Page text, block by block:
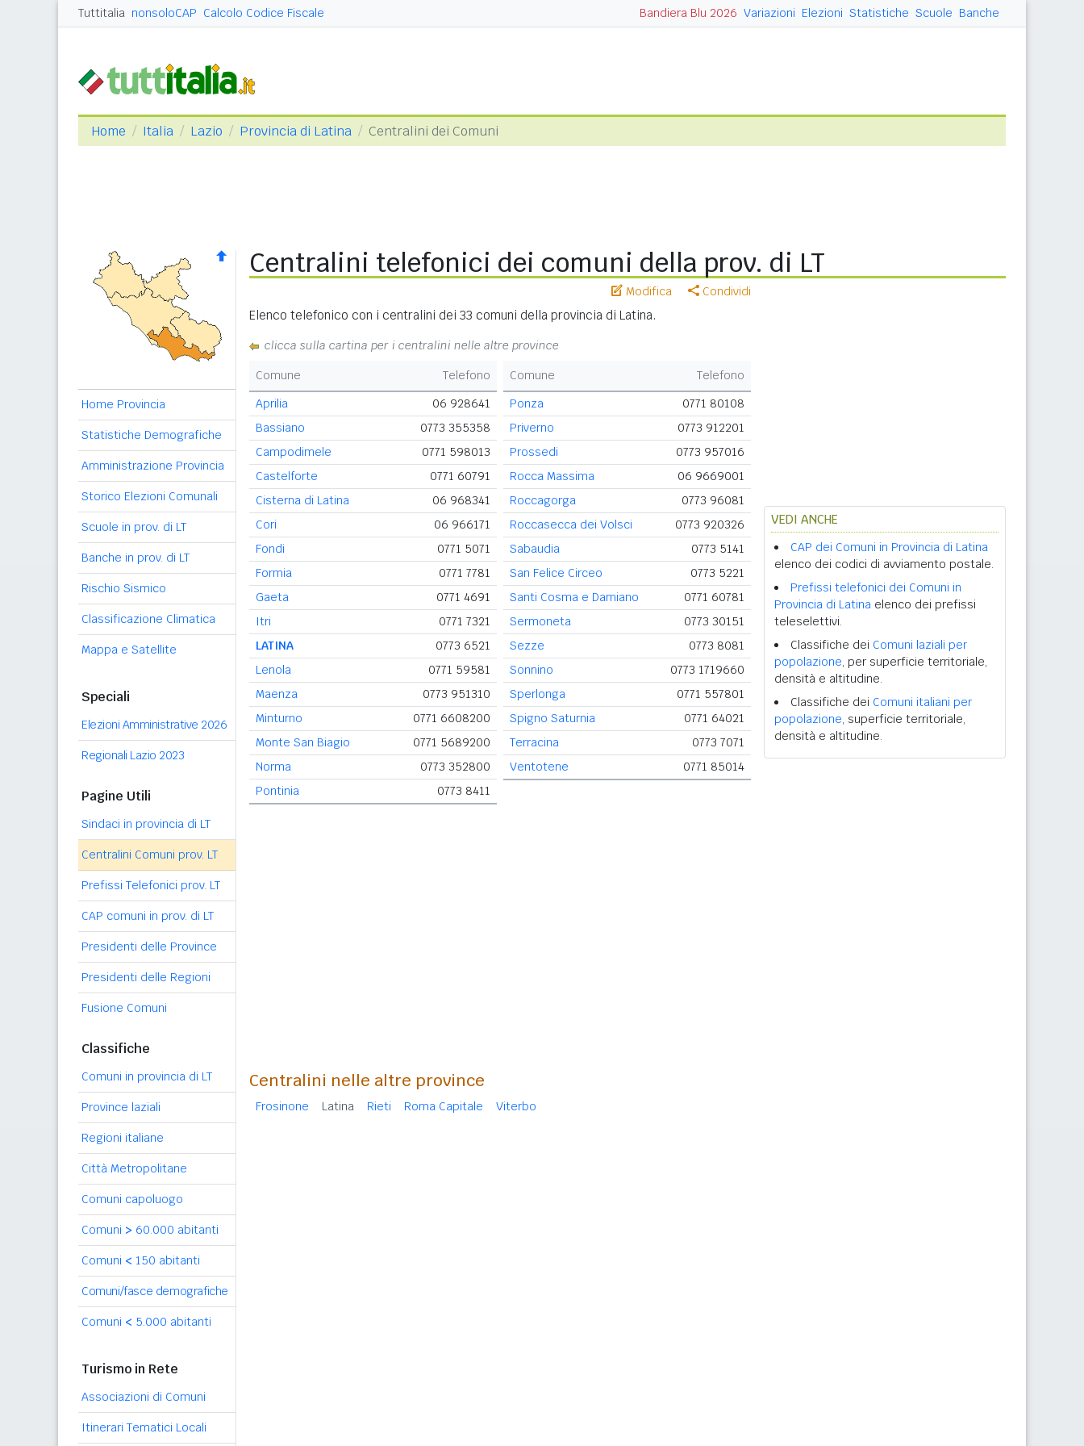
Tuttitalia nonsoloCAP Calcolo Codice Fiscale Bandiera Blu 2026 Variazioni Elezioni Statistiche Scuole Banche
Home Italia Lazio Provincia di Latina Centralini dei Comuni
Home Provincia
Statistiche Demografiche
Amministrazione Provincia
Storico Elezioni Comunali
Scuole in prov. di LT
Banche in prov. di LT
Rischio Sismico
Classificazione Climatica
Mappa e Satellite
Speciali
Elezioni Amministrative 2026
Regionali Lazio 2023
Pagine Utili
Sindaci in provincia di LT
Centralini Comuni prov. LT
Prefissi Telefonici prov. LT
CAP comuni in prov. di LT
Presidenti delle Province
Presidenti delle Regioni
Fusione Comuni
Classifiche
Comuni in provincia di LT
Province laziali
Regioni italiane
Città Metropolitane
Comuni capoluogo
Comuni > 60.000 abitanti
Comuni < 150 abitanti
Comuni/fasce demografiche
Comuni < 5.000 abitanti
Turismo in Rete
Associazioni di Comuni
Itinerari Tematici Locali
Centralini telefonici dei comuni della prov. di LT
Modifica Condividi
Elenco telefonico con i centralini dei 33 comuni della provincia di Latina.
clicca sulla cartina per i centralini nelle altre province
Comune
Telefono
Aprilia
06 928641
Bassiano
0773 355358
Campodimele
0771 598013
Castelforte
0771 60791
Cisterna di Latina
06 968341
Cori
06 966171
Fondi
0771 5071
Formia
0771 7781
Gaeta
0771 4691
Itri
0771 7321
LATINA
0773 6521
Lenola
0771 59581
Maenza
0773 951310
Minturno
0771 6608200
Monte San Biagio
0771 5689200
Norma
0773 352800
Pontinia
0773 8411
Comune
Telefono
Ponza
0771 80108
Priverno
0773 912201
Prossedi
0773 957016
Rocca Massima
06 9669001
Roccagorga
0773 96081
Roccasecca dei Volsci
0773 920326
Sabaudia
0773 5141
San Felice Circeo
0773 5221
Santi Cosma e Damiano
0771 60781
Sermoneta
0773 30151
Sezze
0773 8081
Sonnino
0773 1719660
Sperlonga
0771 557801
Spigno Saturnia
0771 64021
Terracina
0773 7071
Ventotene
0771 85014
Centralini nelle altre province
Frosinone Latina Rieti Roma Capitale Viterbo
VEDI ANCHE
CAP dei Comuni in Provincia di Latina
elenco dei codici di avviamento postale.
Prefissi telefonici dei Comuni in
Provincia di Latina elenco dei prefissi
teleselettivi.
Classifiche dei Comuni laziali per
popolazione, per superficie territoriale,
densità e altitudine.
Classifiche dei Comuni italiani per
popolazione, superficie territoriale,
densità e altitudine.